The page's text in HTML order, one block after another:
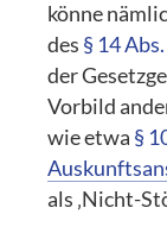
könne
des § 14
der
Vorbild
wie etwa §
als ‚Nicht-